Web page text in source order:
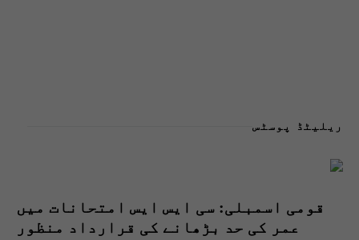
ریلیٹڈ پوسٹس
قومی اسمبلی: سی ایس ایس امتحانات میں
عمر کی حد بڑھانے کی قرارداد منظور